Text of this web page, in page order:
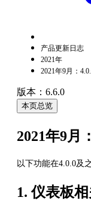
产品更新日志
2021年
2021年9月：
版本：6.6.0
本页总览
2021年9月
以下功能在4.0.0及
1. 仪表板